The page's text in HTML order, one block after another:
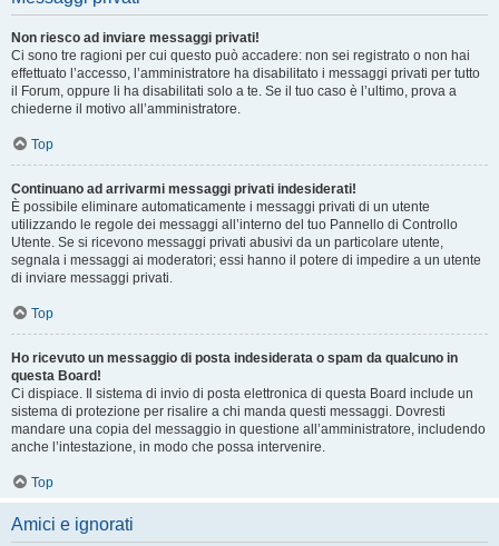
Non riesco ad inviare messaggi privati!
Ci sono tre ragioni per cui questo può accadere: non sei registrato o non hai
effettuato l’accesso, l’amministratore ha disabilitato i messaggi privati per tutto
il Forum, oppure li ha disabilitati solo a te. Se il tuo caso è l’ultimo, prova a
chiederne il motivo all’amministratore.
Top
Continuano ad arrivarmi messaggi privati indesiderati!
È possibile eliminare automaticamente i messaggi privati ​​di un utente
utilizzando le regole dei messaggi all’interno del tuo Pannello di Controllo
Utente. Se si ricevono messaggi privati ​​abusivi da un particolare utente,
segnala i messaggi ai moderatori; essi hanno il potere di impedire a un utente
di inviare messaggi privati​​.
Top
Ho ricevuto un messaggio di posta indesiderata o spam da qualcuno in
questa Board!
Ci dispiace. Il sistema di invio di posta elettronica di questa Board include un
sistema di protezione per risalire a chi manda questi messaggi. Dovresti
mandare una copia del messaggio in questione all’amministratore, includendo
anche l’intestazione, in modo che possa intervenire.
Top
Amici e ignorati